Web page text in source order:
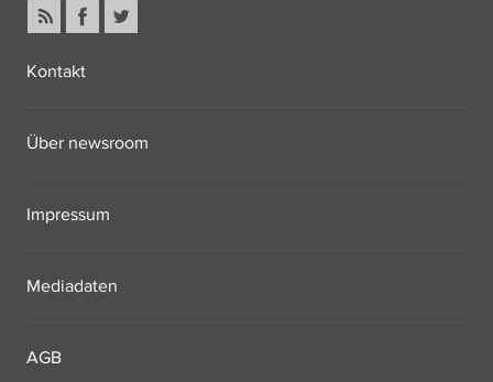
Kontakt
Über newsroom
Impressum
Mediadaten
AGB